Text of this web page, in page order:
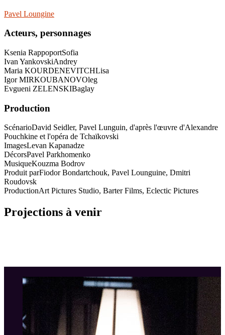
Pavel Loungine
Acteurs, personnages
Ksenia RappoportSofia
Ivan YankovskiAndrey
Maria KOURDENEVITCHLisa
Igor MIRKOUBANOVOleg
Evgueni ZELENSKIBaglay
Production
ScénarioDavid Seidler, Pavel Lunguin, d'après l'œuvre d'Alexandre
Pouchkine et l'opéra de Tchaïkovski
ImagesLevan Kapanadze
DécorsPavel Parkhomenko
MusiqueKouzma Bodrov
Produit parFiodor Bondartchouk, Pavel Lounguine, Dmitri
Roudovsk
ProductionArt Pictures Studio, Barter Films, Eclectic Pictures
Projections à venir